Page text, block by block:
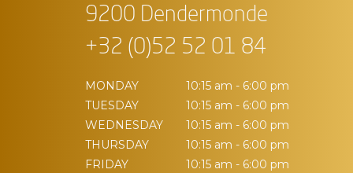
9200 Dendermonde
+32 (0)52 52 01 84
MONDAY
10:15 am - 6:00 pm
TUESDAY
10:15 am - 6:00 pm
WEDNESDAY
10:15 am - 6:00 pm
THURSDAY
10:15 am - 6:00 pm
FRIDAY
10:15 am - 6:00 pm